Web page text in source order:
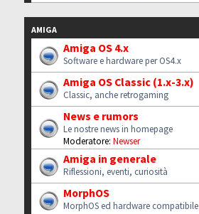
AMIGA
Amiga OS 4.x
Software e hardware per OS4.x
Amiga OS Classic (1.x-3.x)
Classic, anche retrogaming
News e rumors
Le nostre news in homepage
Moderatore: Newser
Amiga in generale
Riflessioni, eventi, curiosità
MorphOS
MorphOS ed hardware compatibile